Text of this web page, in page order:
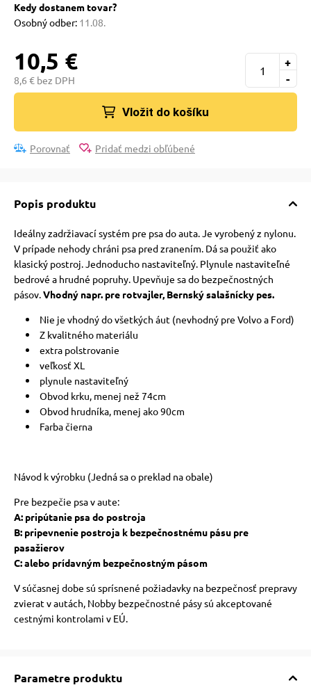
podložky
poukazy
Kedy dostanem tovar?
Osobný odber: 11.08.
10,5 €
8,6 € bez DPH -
+
Vložit do košíku
Porovnať Pridať medzi obľúbené
Popis produktu
Ideálny zadržiavací systém pre psa do auta. Je vyrobený z nylonu.
V prípade nehody chráni psa pred zranením. Dá sa použiť ako
klasický postroj. Jednoducho nastaviteľný. Plynule nastaviteľné
bedrové a hrudné popruhy. Upevňuje sa do bezpečnostných
pásov.Vhodný napr. pre rotvajler, Bernský salašnícky pes.
Nie je vhodný do všetkých áut (nevhodný pre Volvo a Ford)
Z kvalitného materiálu
extra polstrovanie
veľkosť XL
plynule nastaviteľný
Obvod krku, menej než 74cm
Obvod hrudníka, menej ako 90cm
Farba čierna
Návod k výrobku (Jedná sa o preklad na obale)
Pre bezpečie psa v aute:
A: pripútanie psa do postroja
B: pripevnenie postroja k bezpečnostnému pásu pre
pasažierov
C: alebo prídavným bezpečnostným pásom
V súčasnej dobe sú sprísnené požiadavky na bezpečnosť prepravy
zvierat v autách, Nobby bezpečnostné pásy sú akceptované
cestnými kontrolami v EÚ.
Parametre produktu